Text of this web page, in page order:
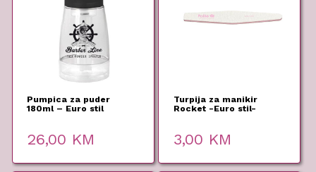
Pumpica za puder
180ml – Euro stil
26,00 KM
Turpija za manikir
Rocket -Euro stil-
3,00 KM